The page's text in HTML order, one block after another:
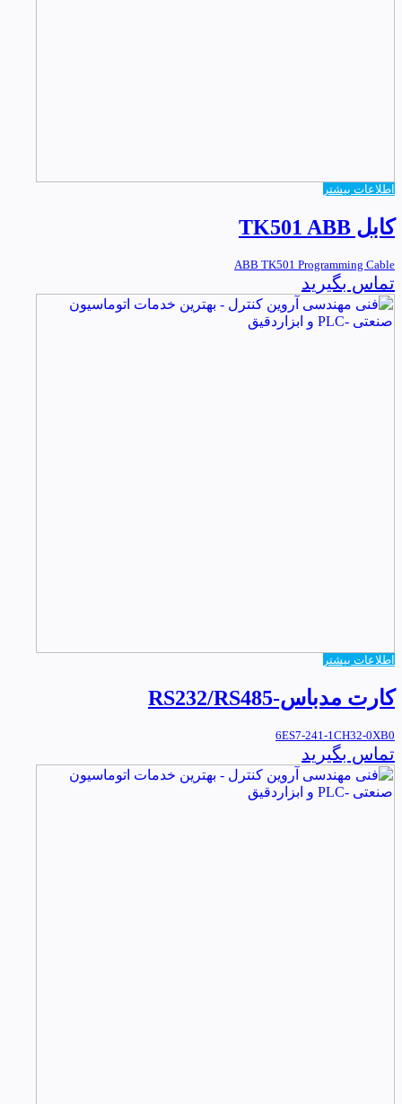
اطلاعات بیشتر
کابل TK501 ABB
ABB TK501 Programming Cable
تماس بگیرید
اطلاعات بیشتر
کارت مدباس-RS232/RS485
6ES7-241-1CH32-0XB0
تماس بگیرید